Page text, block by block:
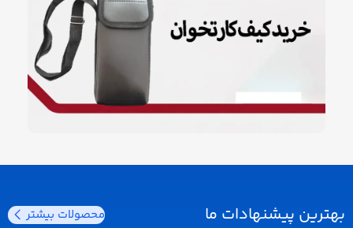
بهترین پیشنهادات ما محصولات بیشتر